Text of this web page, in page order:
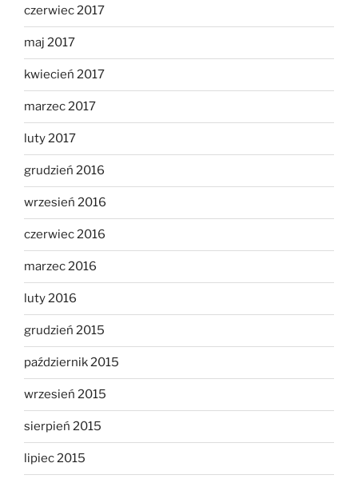
czerwiec 2017
maj 2017
kwiecień 2017
marzec 2017
luty 2017
grudzień 2016
wrzesień 2016
czerwiec 2016
marzec 2016
luty 2016
grudzień 2015
październik 2015
wrzesień 2015
sierpień 2015
lipiec 2015